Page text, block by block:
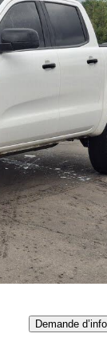
Affaire
Demande d’info